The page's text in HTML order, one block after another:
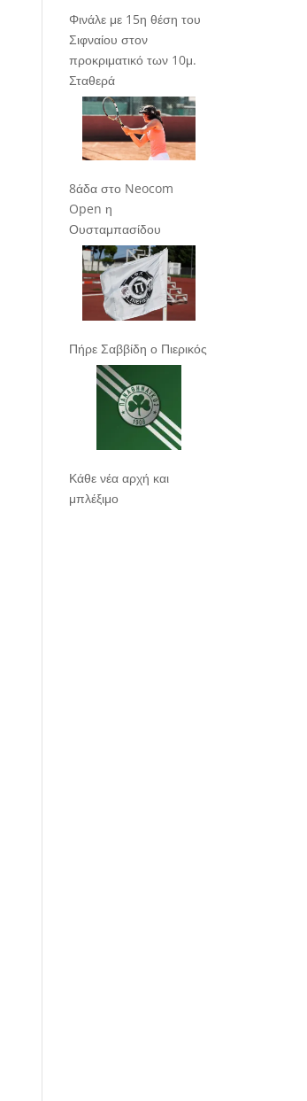
Φινάλε με 15η θέση του
Σιφναίου στον
προκριματικό των 10μ.
Σταθερά
8άδα στο Neocom
Open η
Ουσταμπασίδου
Πήρε Σαββίδη ο Πιερικός
Κάθε νέα αρχή και
μπλέξιμο